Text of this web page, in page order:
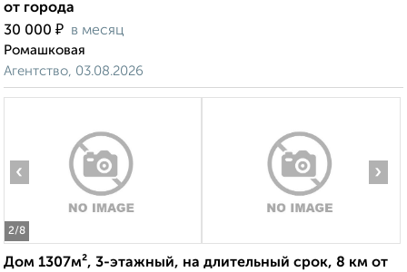
от города
30 000 ₽ в месяц
Ромашковая
Агентство, 03.08.2026
2/8
‹ ›
Дом 1307м², 3-этажный, на длительный срок, 8 км от